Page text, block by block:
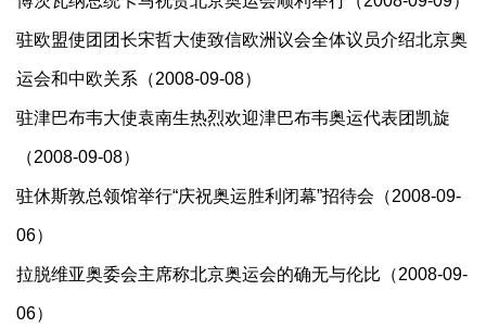
驻欧盟使团团长宋哲大使致信欧洲议会全体议员介绍北京奥
运会和中欧关系（2008-09-08）
驻津巴布韦大使袁南生热烈欢迎津巴布韦奥运代表团凯旋
（2008-09-08）
驻休斯敦总领馆举行“庆祝奥运胜利闭幕”招待会（2008-09-
06）
拉脱维亚奥委会主席称北京奥运会的确无与伦比（2008-09-
06）